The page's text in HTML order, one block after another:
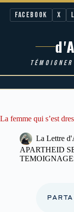
Facebook X
La femme qui s’est
La Lettre
APARTHEID